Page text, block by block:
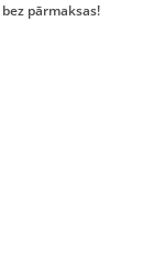
bez pārmaksas!